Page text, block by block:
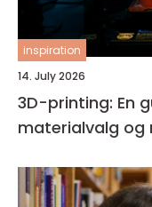
inspiration
14. July 2026
3D-printing: En
materialvalg og